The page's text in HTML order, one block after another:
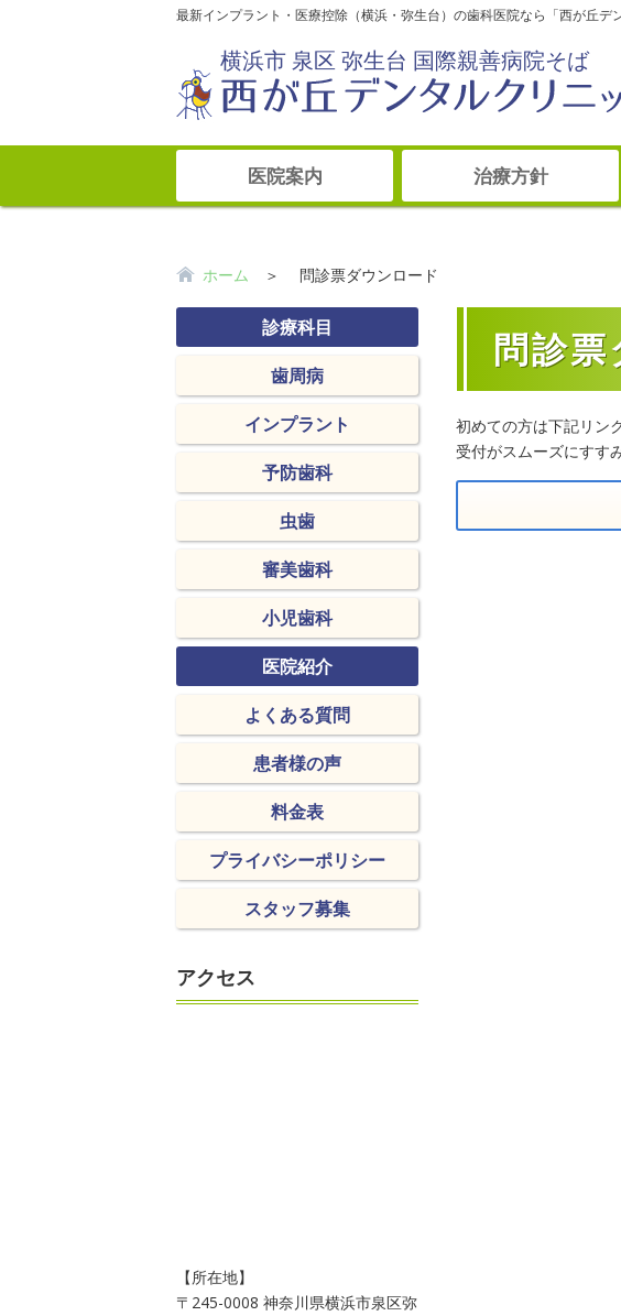
最新インプラント・医療控除（横浜・弥生台）の歯科医院なら「西が丘デ
横浜市 泉区 弥生台 国際親善病院そば
医院案内 治療方針
ホーム ＞ 問診票ダウンロード
診療科目
歯周病
インプラント
予防歯科
虫歯
審美歯科
小児歯科
医院紹介
よくある質問
患者様の声
料金表
プライバシーポリシー
スタッフ募集
アクセス
【所在地】
〒245-0008 神奈川県横浜市泉区弥
問診
初めての方は下記リン
受付がスムーズにすす